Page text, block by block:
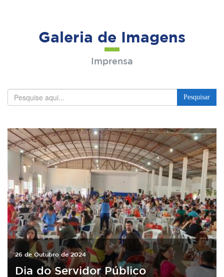
Galeria de Imagens
Imprensa
Pesquisar
26 de Outubro de 2024
Dia do Servidor Público